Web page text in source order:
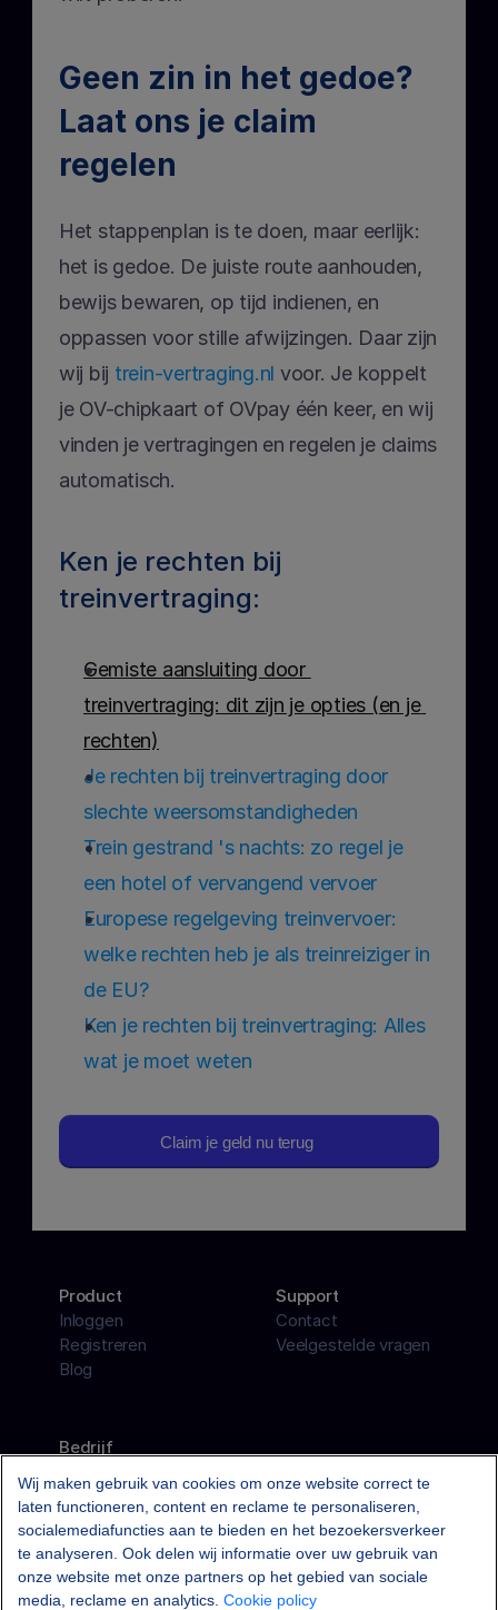
Geen zin in het gedoe?
Laat ons je claim
regelen
Het stappenplan is te doen, maar eerlijk:
het is gedoe. De juiste route aanhouden,
bewijs bewaren, op tijd indienen, en
oppassen voor stille afwijzingen. Daar zijn
wij bij trein-vertraging.nl voor. Je koppelt
je OV-chipkaart of OVpay één keer, en wij
vinden je vertragingen en regelen je claims
automatisch.
Ken je rechten bij
treinvertraging:
Gemiste aansluiting door
treinvertraging: dit zijn je opties (en je
rechten)
Je rechten bij treinvertraging door
slechte weersomstandigheden
Trein gestrand 's nachts: zo regel je
een hotel of vervangend vervoer
Europese regelgeving treinvervoer:
welke rechten heb je als treinreiziger in
de EU?
Ken je rechten bij treinvertraging: Alles
wat je moet weten
Claim je geld nu terug
Product
Inloggen
Registreren
Blog
Support
Contact
Veelgestelde vragen
Bedrijf
Vacatures
Algemene voorwaarden
Privacybeleid
Wij maken gebruik van cookies om onze website correct te
laten functioneren, content en reclame te personaliseren,
socialemediafuncties aan te bieden en het bezoekersverkeer
te analyseren. Ook delen wij informatie over uw gebruik van
onze website met onze partners op het gebied van sociale
media, reclame en analytics. Cookie policy